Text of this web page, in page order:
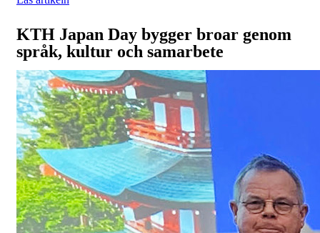
KTH Japan Day bygger broar genom
språk, kultur och samarbete